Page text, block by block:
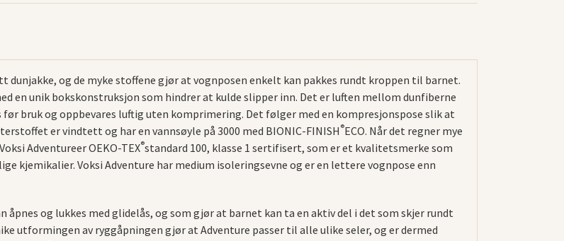
dunjakke, og de myke stoffene gjør at vognposen enkelt kan pakkes rundt kroppen til barnet.
en unik bokskonstruksjon som hindrer at kulde slipper inn. Det er luften mellom dunfiberne
bruk og oppbevares luftig uten komprimering. Det følger med en kompresjonspose slik at
er vindtett og har en vannsøyle på 3000 med BIONIC-FINISH ®ECO. Når det regner mye
Adventureer OEKO-TEX®standard 100, klasse 1 sertifisert, som er et kvalitetsmerke som
kjemikalier. Voksi Adventure har medium isoleringsevne og er en lettere vognpose enn
åpnes og lukkes med glidelås, og som gjør at barnet kan ta en aktiv del i det som skjer rundt
utformingen av ryggåpningen gjør at Adventure passer til alle ulike seler, og er dermed